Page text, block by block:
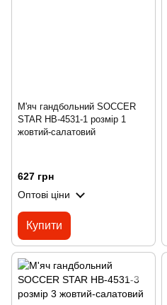
М'яч гандбольний SOCCER
STAR HB-4531-1 розмір 1
жовтий-салатовий
627 грн
Оптові ціни
Купити